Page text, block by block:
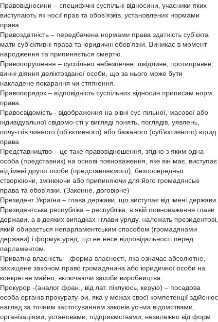
Правовідносини – специфічні суспільні відносини, учасники яких
виступають як носії прав та обов’язків, установлених нормами
права.
Правоздатність – передбачена нормами права здатність суб’єкта
мати суб’єктивні права та юридичні обов’язки. Виникає в момент
народження та припиняється смертю.
Правопорушення – суспільно небезпечне, шкідливе, протиправне,
винні діяння деліктозданої особи, що за нього може бути
накладене покарання чи стягнення.
Правопорядок – відповідність суспільних відносин приписам норм
права.
Правосвідомість - відображення на рівні сус-пільної, масової або
індивідуальної свідомо-сті у вигляді понять, поглядів, уявлень,
почу-ттів чинного (об’єктивного) або бажаного (суб’єктивного) юрид.
права
Представництво – це таке правовідношення, згідно з яким одна
особа (представник) на основі повноваження, яке він має, виступає
від імені другої особи (представляємого), безпосередньо
створюючи, змінюючи або припиняючи для його громадянські
права та обов’язки. (Законне, договірне)
Президент України – глава держави, що виступає від імені держави.
Президентська республіка – республіка, в якій повноваження глави
держави, а в деяких випадках і глави уряду, належать президентові,
який обирається непарламентським способом (громадянами
держави) і формує уряд, що не несе відповідальності перед
парламентом.
Приватна власність – форма власності, яка означає абсолютне,
захищене законом право громадянина або юридичної особи на
конкретне майно, включаючи засоби виробництва.
Прокурор -(аналог фран., від лат. піклуюсь, керую) – посадова
особа органів прокурату-ри, яка у межах своєї компетенції здійснює
нагляд за точним застосуванням законів усі-ма відомствами,
організаціями, установами, підприємствами, незалежно від форм